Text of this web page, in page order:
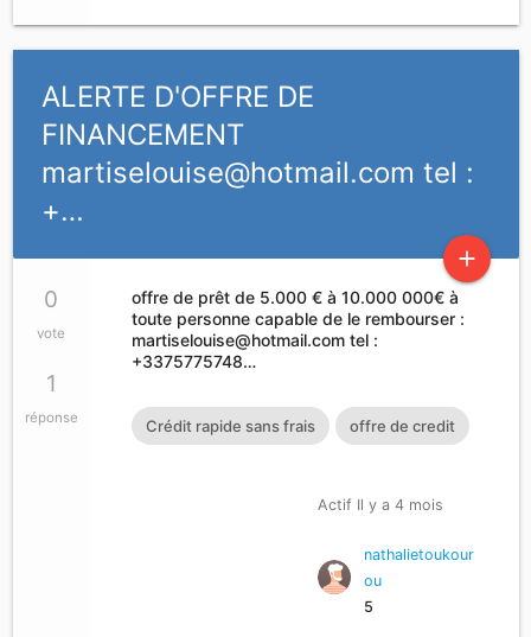
ALERTE D'OFFRE DE
FINANCEMENT
martiselouise@hotmail.com tel :
+…
add
0
vote
1
réponse
offre de prêt de 5.000 € à 10.000 000€ à
toute personne capable de le rembourser :
martiselouise@hotmail.comtel :
+3375775748…
Crédit rapide sans frais offre de credit
Actif Il y a 4 mois
nathalietoukour
ou
5